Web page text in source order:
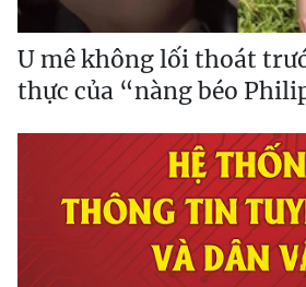
U mê không lối thoát
thực của “nàng béo